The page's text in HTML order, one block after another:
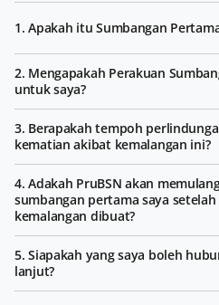
1. Apakah itu Sumbangan
2. Mengapakah Perakuan
untuk saya?
3. Berapakah tempoh
kematian akibat kemalangan ini?
4. Adakah PruBSN akan
sumbangan pertama saya
kemalangan dibuat?
5. Siapakah yang saya boleh
lanjut?